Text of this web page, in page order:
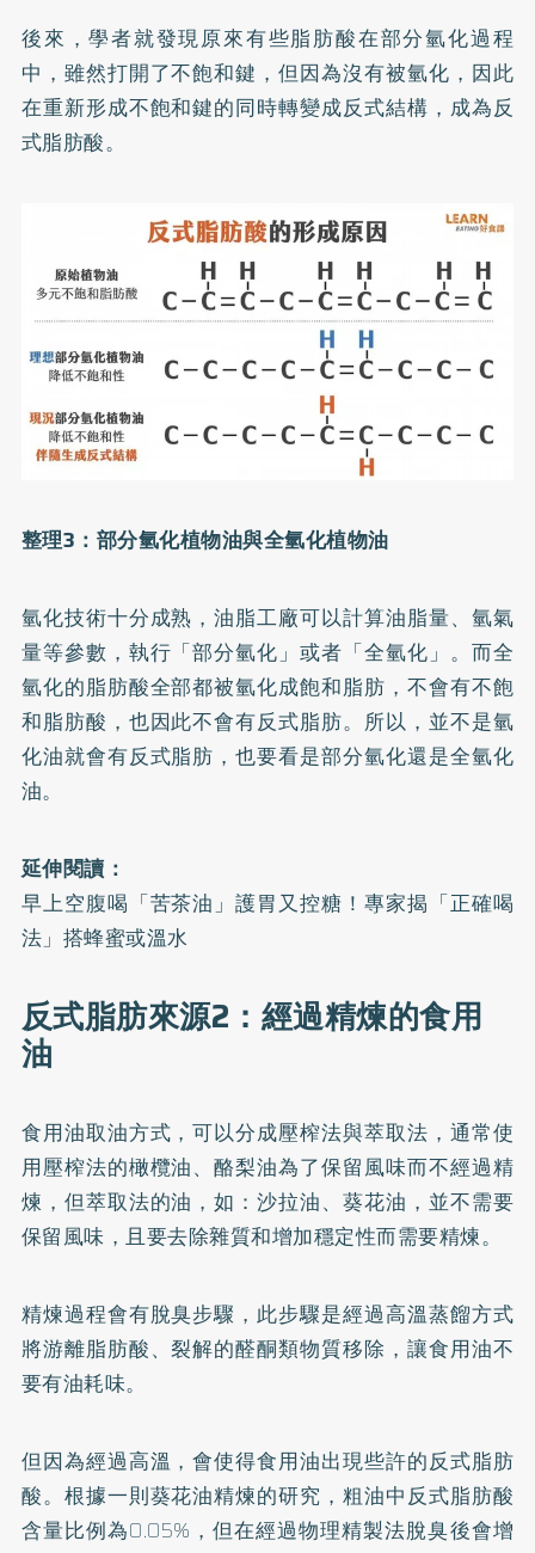
後來，學者就發現原來有些脂肪酸在部分氫化過程
中，雖然打開了不飽和鍵，但因為沒有被氫化，因此
在重新形成不飽和鍵的同時轉變成反式結構，成為反
式脂肪酸。
整理3：部分氫化植物油與全氫化植物油
氫化技術十分成熟，油脂工廠可以計算油脂量、氫氣
量等參數，執行「部分氫化」或者「全氫化」。而全
氫化的脂肪酸全部都被氫化成飽和脂肪，不會有不飽
和脂肪酸，也因此不會有反式脂肪。所以，並不是氫
化油就會有反式脂肪，也要看是部分氫化還是全氫化
油。
延伸閱讀：
早上空腹喝「苦茶油」護胃又控糖！專家揭「正確喝
法」搭蜂蜜或溫水
反式脂肪來源2：經過精煉的食用
油
食用油取油方式，可以分成壓榨法與萃取法，通常使
用壓榨法的橄欖油、酪梨油為了保留風味而不經過精
煉，但萃取法的油，如：沙拉油、葵花油，並不需要
保留風味，且要去除雜質和增加穩定性而需要精煉。
精煉過程會有脫臭步驟，此步驟是經過高溫蒸餾方式
將游離脂肪酸、裂解的醛酮類物質移除，讓食用油不
要有油耗味。
但因為經過高溫，會使得食用油出現些許的反式脂肪
酸。根據一則葵花油精煉的研究，粗油中反式脂肪酸
含量比例為0.05%，但在經過物理精製法脫臭後會增